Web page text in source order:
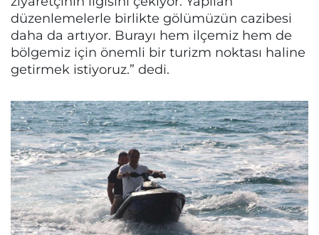
düzenlemelerle birlikte gölümüzün cazibesi
daha da artıyor. Burayı hem ilçemiz hem de
bölgemiz için önemli bir turizm noktası haline
getirmek istiyoruz.” dedi.